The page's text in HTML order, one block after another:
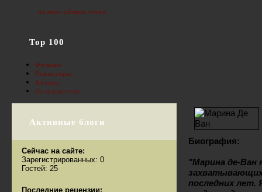
Биография:
"Марина де-Ван
захватывающих
последних лет.
полное облако тегов
Top 100
Фильмы
Режиссеры
Актеры
Пользователи
Активные блоги
Сейчас на сайте:
Зарегистрированных: 0
Гостей: 25
Последние рецензии: